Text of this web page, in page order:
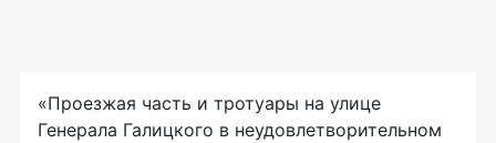
«Проезжая часть и тротуары на улице
Генерала Галицкого в неудовлетворительном